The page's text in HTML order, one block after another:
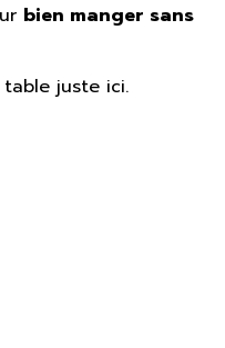
bien manger sans
juste ici.